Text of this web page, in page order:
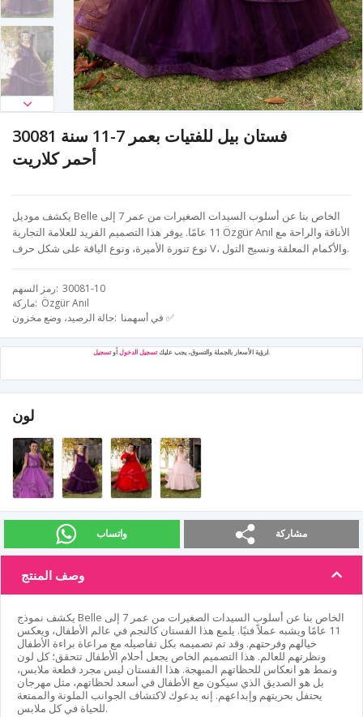
فستان بيل للفتيات بعمر 7-11 سنة 30081
أحمر كلاريت
يكشف موديل Belle الخاص بنا عن أسلوب السيدات الصغيرات من عمر 7 إلى
11 عامًا. يوفر هذا التصميم الفريد للعلامة التجارية Özgür Anıl الأناقة والراحة مع
نوع تنورة الأميرة، ونوع الياقة على شكل حرف V، والأكمام المعلقة ونسيج التول.
رمز السهم 30081-10
ماركة Özgür Anıl
حالة الرصيد، وضع مخزون
في أسهمنا ✅
لرؤية الأسعار بالجملة والتسوق، يجب عليكتسجيل الدخول أوتسجيل
لون
واتساب مشاركة
وصف المنتج
يكشف نموذج Belle الخاص بنا عن أسلوب السيدات الصغيرات من عمر 7 إلى
11 عامًا ويشبه عملاً فنيًا. يلمع هذا الفستان كالنجم في عالم الأطفال، ويعكس
خيالهم وفرحتهم. وقد تم تصميمه بكل تفاصيله مع مراعاة براءة الأطفال
ونظرتهم للعالم. هذا التصميم الخاص يجعل أحلام الأطفال تتحقق؛ كل لون
ونمط هو انعكاس للحظاتهم المبهجة. هذا الفستان ليس مجرد قطعة ملابس،
بل هو الصديق الذي سيكون مع الأطفال في أسعد لحظاتهم، مثل مهرجان
يحتفل بحريتهم وإبداعهم. إنه يدعوك لاكتشاف الجوانب الملونة والممتعة
للحياة في كل ملابس.